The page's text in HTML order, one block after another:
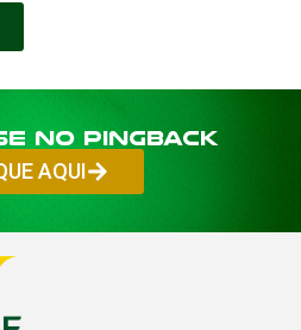
no PINGBACK
AQUI